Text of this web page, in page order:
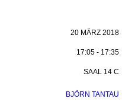
20 MÄRZ 2018
17:05 - 17:35
SAAL 14 C
BJÖRN TANTAU